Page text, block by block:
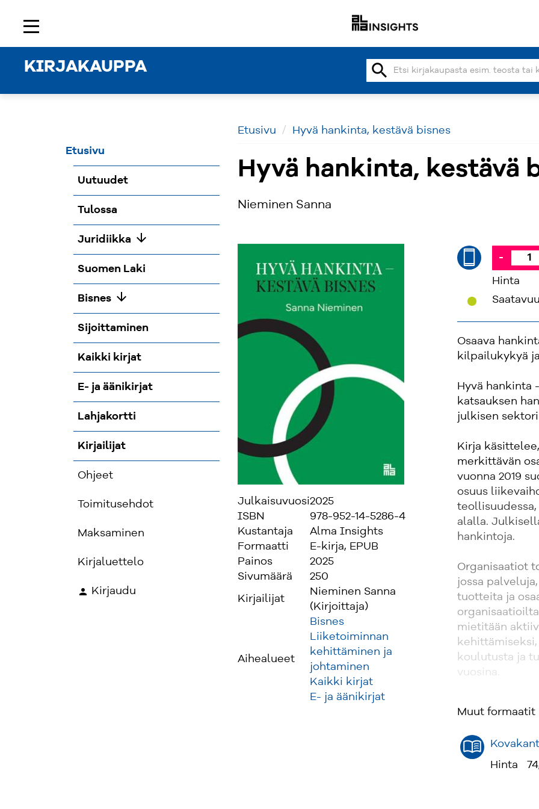
KIRJAKAUPPA search
Etusivu
Etusivu
Uutuudet
Tulossa
Juridiikka arrow_downward
Suomen Laki
Bisnes arrow_downward
Sijoittaminen
Kaikki kirjat
E- ja äänikirjat
Lahjakortti
Kirjailijat
Ohjeet
Toimitusehdot
Maksaminen
Kirjaluettelo
Kirjaudu
Etusivu Hyvä hankinta, kestävä bisnes
Hyvä hankinta, kestävä
Nieminen Sanna
Julkaisuvuosi2025
ISBN
978-952-14-5286-4
Kustantaja
Alma Insights
Formaatti
E-kirja, EPUB
Painos
2025
Sivumäärä
250
Kirjailijat
Nieminen Sanna
(Kirjoittaja)
Aihealueet
Bisnes
Liiketoiminnan
kehittäminen ja
johtaminen
Kaikki kirjat
E- ja äänikirjat
-
Hinta
Osaava
kilpailukykyä
Hyvä hankinta
katsauksen
julkisen
Kirja
merkittävän
vuonna 2019
osuus
teollisuudessa,
alalla.
hankintoja.
Organisaatiot
jossa
tuotteita ja
mietitään
koulutusta ja
vuosina.
viimeisimpiä
Kirja korostaa
Muut formaatit
Hinta